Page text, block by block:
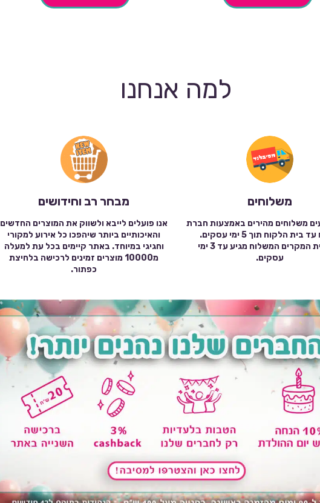
למה אנחנו
משלוחים
משלוחים מהירים באמצעות חברת
שילוח עד בית הלקוח תוך 5 ימי עסקים.
במרבית המקרים המשלוח מגיע עד 3 ימי
עסקים.
מבחר רב וחידושים
אנו פועלים לייבא ולשווק את המוצרים החדשים
והאיכותיים ביותר שיהפכו כל אירוע למקורי
וחגיגי במיוחד. באתר קיימים בכל עת למעלה
מ10000 מוצרים זמינים לרכישה בלחיצת
כפתור.